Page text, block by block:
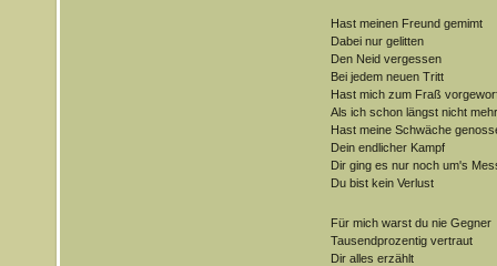
Hast meinen Freund gemimt
Dabei nur gelitten
Den Neid vergessen
Bei jedem neuen Tritt
Hast mich zum Fraß
Als ich schon längst nicht
Hast meine Schwäche
Dein endlicher Kampf
Dir ging es nur noch um's
Du bist kein Verlust
Für mich warst du nie Gegner
Tausendprozentig vertraut
Dir alles erzählt